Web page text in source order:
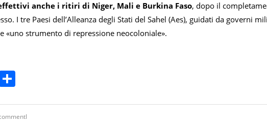
anche i ritiri di Niger, Mali e Burkina Faso, dopo il
I tre Paesi dell’Alleanza degli Stati del Sahel (Aes), guidati da governi
«uno strumento di repressione neocoloniale».